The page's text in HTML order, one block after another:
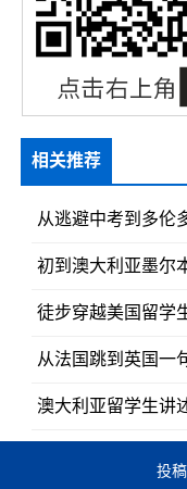
相关推荐
从逃避中考到多伦
初到澳大利亚墨尔
徒步穿越美国留学
从法国跳到英国一
澳大利亚留学生讲
投